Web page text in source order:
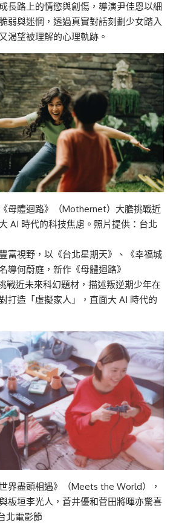
長路上的情慾與創傷，導演尹佳恩以細
弱與迷惘，透過真實對話刻劃少女踏入
渴望被理解的心理軌跡。
母體迴路》（Mothernet）大膽挑戰近
AI 時代的科技焦慮。照片提供：台北
富視野，以《台北星期天》、《幸福城
導何蔚庭，新作《母體迴路》
戰近未來科幻題材，描述叛逆期少年在
打造「虛擬家人」，直面大 AI 時代的
界盡頭相遇》（Meets the World），
板垣李光人，蒼井優和菅田將暉亦驚喜
北電影節